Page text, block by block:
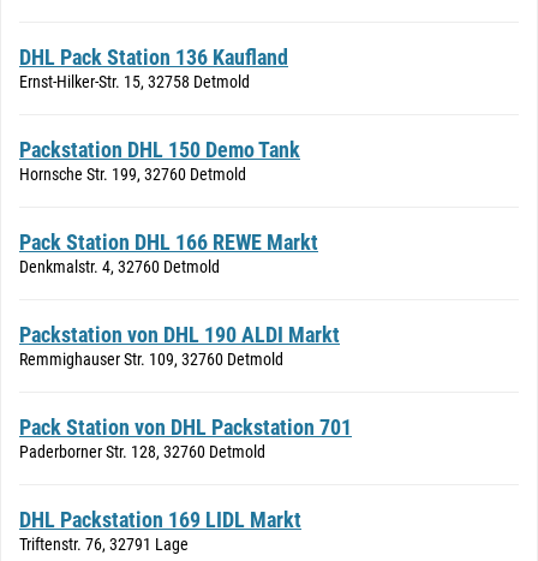
DHL Pack Station 136 Kaufland
Ernst-Hilker-Str. 15, 32758 Detmold
Packstation DHL 150 Demo Tank
Hornsche Str. 199, 32760 Detmold
Pack Station DHL 166 REWE Markt
Denkmalstr. 4, 32760 Detmold
Packstation von DHL 190 ALDI Markt
Remmighauser Str. 109, 32760 Detmold
Pack Station von DHL Packstation 701
Paderborner Str. 128, 32760 Detmold
DHL Packstation 169 LIDL Markt
Triftenstr. 76, 32791 Lage